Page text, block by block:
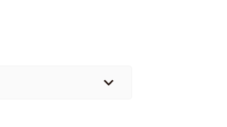
expand_more